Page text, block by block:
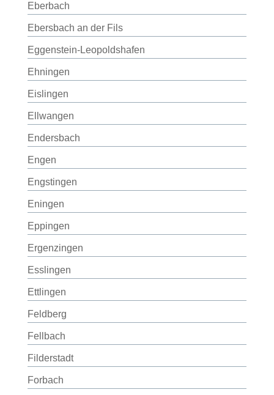
Eberbach
Ebersbach an der Fils
Eggenstein-Leopoldshafen
Ehningen
Eislingen
Ellwangen
Endersbach
Engen
Engstingen
Eningen
Eppingen
Ergenzingen
Esslingen
Ettlingen
Feldberg
Fellbach
Filderstadt
Forbach